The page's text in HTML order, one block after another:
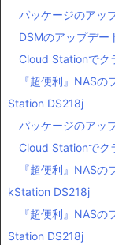
パッケージのアッ
DSMのアップデ
Cloud Stationでク
『超便利』NAS
Station DS218j
パッケージのアッ
Cloud Stationでク
『超便利』NAS
kStation DS218j
『超便利』NAS
Station DS218j